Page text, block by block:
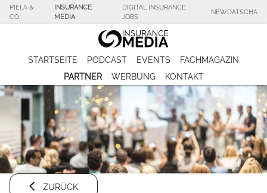
PIELA &
CO.
INSURANCE
MEDIA
DIGITAL INSURANCE
JOBS
NEWDATSCHA
STARTSEITE PODCAST EVENTS
FACHMAGAZIN
PARTNER
WERBUNG KONTAKT
ZURÜCK